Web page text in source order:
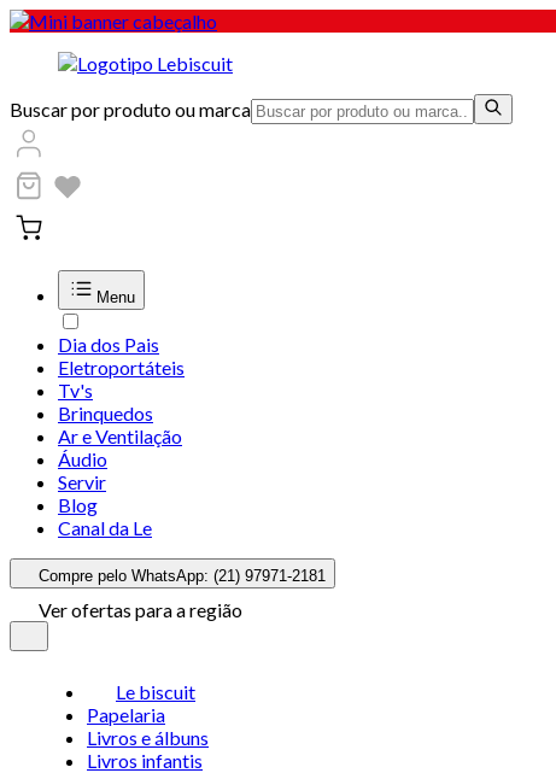
Buscar por produto ou marca
Menu
Dia dos Pais
Eletroportáteis
Tv's
Brinquedos
Ar e Ventilação
Áudio
Servir
Blog
Canal da Le
Compre pelo WhatsApp: (21) 97971-2181
Ver ofertas para a região
Le biscuit
Papelaria
Livros e álbuns
Livros infantis